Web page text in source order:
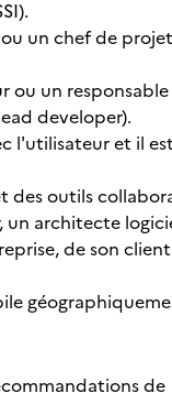
un chef de
ou un
developer).
l'utilisateur et il est
des outils
un architecte
de son
de